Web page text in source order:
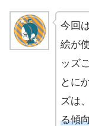
今回
絵が
ッズ
とに
ズは、
る傾